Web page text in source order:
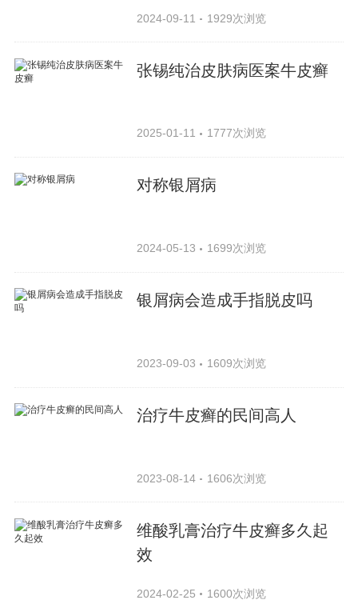
2024-09-11 1929次浏览
张锡纯治皮肤病医案牛皮癣
2025-01-11 1777次浏览
对称银屑病
2024-05-13 1699次浏览
银屑病会造成手指脱皮吗
2023-09-03 1609次浏览
治疗牛皮癣的民间高人
2023-08-14 1606次浏览
维酸乳膏治疗牛皮癣多久起
效
2024-02-25 1600次浏览